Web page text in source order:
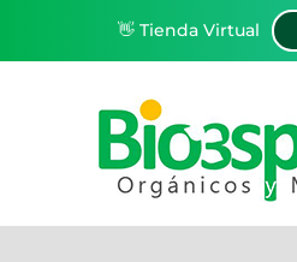
👋 Tienda Virtual